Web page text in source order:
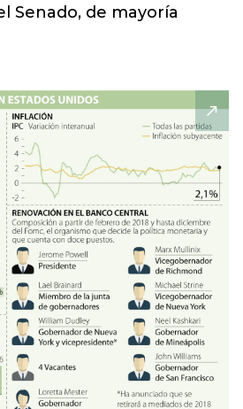
Senado, de mayoría